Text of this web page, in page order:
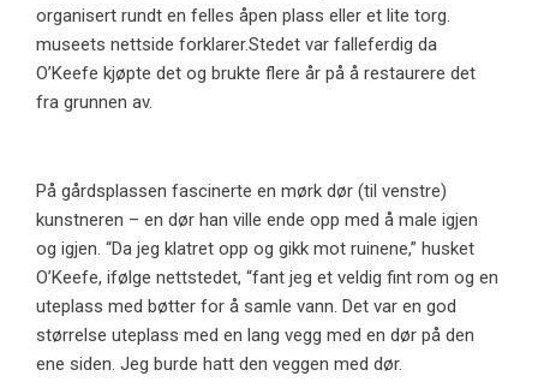
organisert rundt en felles åpen plass eller et lite torg.
museets nettside forklarer.Stedet var falleferdig da
O’Keefe kjøpte det og brukte flere år på å restaurere det
fra grunnen av.
På gårdsplassen fascinerte en mørk dør (til venstre)
kunstneren – en dør han ville ende opp med å male igjen
og igjen. “Da jeg klatret opp og gikk mot ruinene,” husket
O’Keefe, ifølge nettstedet, “fant jeg et veldig fint rom og en
uteplass med bøtter for å samle vann. Det var en god
størrelse uteplass med en lang vegg med en dør på den
ene siden. Jeg burde hatt den veggen med dør.